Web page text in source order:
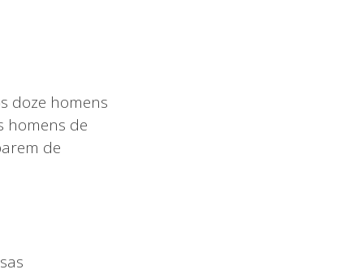
doze homens
homens de
de